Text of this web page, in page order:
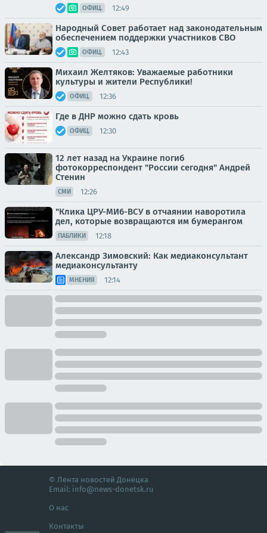
ОФИЦ. 12:49
Народный Совет работает над законодательным
обеспечением поддержки участников СВО
ОФИЦ. 12:43
Михаил Желтяков: Уважаемые работники
культуры и жители Республики!
ОФИЦ. 12:36
Где в ДНР можно сдать кровь
ОФИЦ. 12:30
12 лет назад на Украине погиб
фотокорреспондент "России сегодня" Андрей
Стенин
СМИ 12:26
"Клика ЦРУ-МИ6-ВСУ в отчаянии наворотила
дел, которые возвращаются им бумерангом
ПАБЛИКИ 12:18
Александр Зимовский: Как медиаконсультант
медиаконсультанту
МНЕНИЯ 12:14
© Лента новостей Донецка
Email: info@news-donetsk.ru
О нас
Контакты